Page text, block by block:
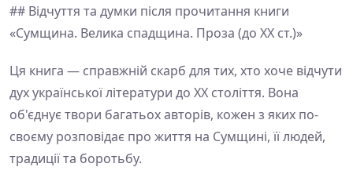
## Відчуття та думки після прочитання книги
«Сумщина. Велика спадщина. Проза (до ХХ ст.)»
Ця книга — справжній скарб для тих, хто хоче відчути
дух української літератури до ХХ століття. Вона
об'єднує твори багатьох авторів, кожен з яких по-
своєму розповідає про життя на Сумщині, її людей,
традиції та боротьбу.